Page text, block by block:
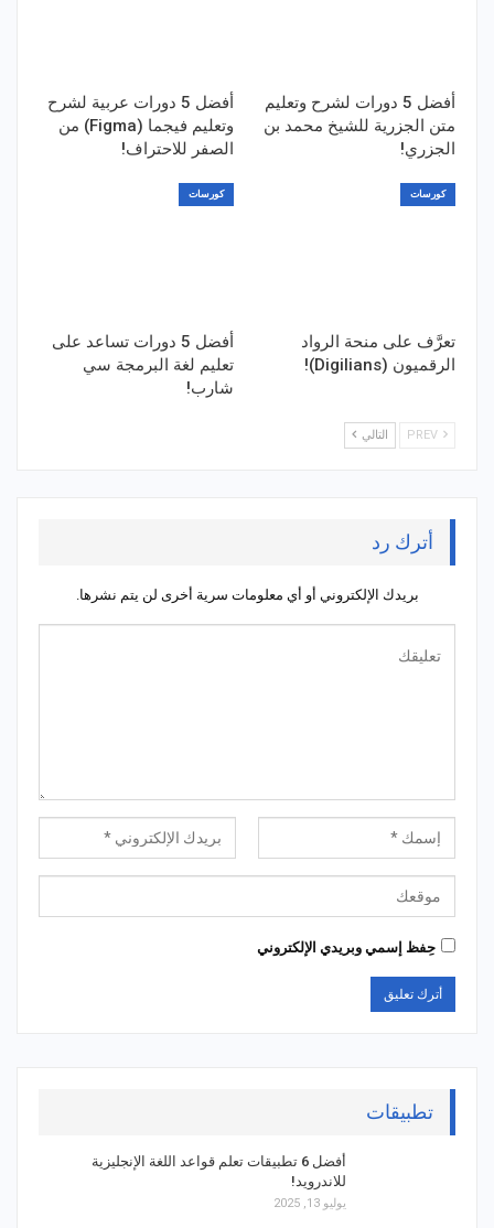
أفضل 5 دورات لشرح وتعليم
متن الجزرية للشيخ محمد بن
الجزري!
أفضل 5 دورات عربية لشرح
وتعليم فيجما (Figma) من
الصفر للاحتراف!
كورسات
تعرَّف على منحة الرواد
الرقميون (Digilians)!
كورسات
أفضل 5 دورات تساعد على
تعليم لغة البرمجة سي
شارب!
التالي
أترك رد
بريدك الإلكتروني أو أي معلومات سرية أخرى لن يتم نشرها.
حِفظ إسمي وبريدي الإلكتروني
تطبيقات
أفضل 6 تطبيقات تعلم قواعد اللغة الإنجليزية
للاندرويد!
يوليو 13, 2025